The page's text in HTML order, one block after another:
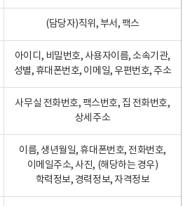
(담당자)직위, 부서, 팩스
아이디, 비밀번호, 사용자이름, 소속기관,
성별, 휴대폰번호, 이메일, 우편번호, 주소
사무실 전화번호, 팩스번호, 집 전화번호,
상세주소
이름, 생년월일, 휴대폰번호, 전화번호,
이메일주소, 사진, (해당하는 경우)
학력정보, 경력정보, 자격정보